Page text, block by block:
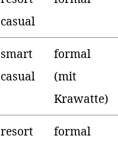
casual
smart
casual
formal
(mit
Krawatte)
resort
formal